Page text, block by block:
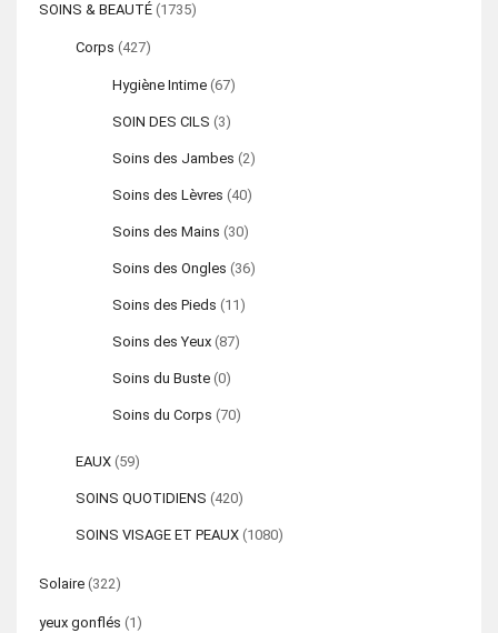
SOINS & BEAUTÉ (1735)
Corps (427)
Hygiène Intime (67)
SOIN DES CILS (3)
Soins des Jambes (2)
Soins des Lèvres (40)
Soins des Mains (30)
Soins des Ongles (36)
Soins des Pieds (11)
Soins des Yeux (87)
Soins du Buste (0)
Soins du Corps (70)
EAUX (59)
SOINS QUOTIDIENS (420)
SOINS VISAGE ET PEAUX (1080)
Solaire (322)
yeux gonflés (1)